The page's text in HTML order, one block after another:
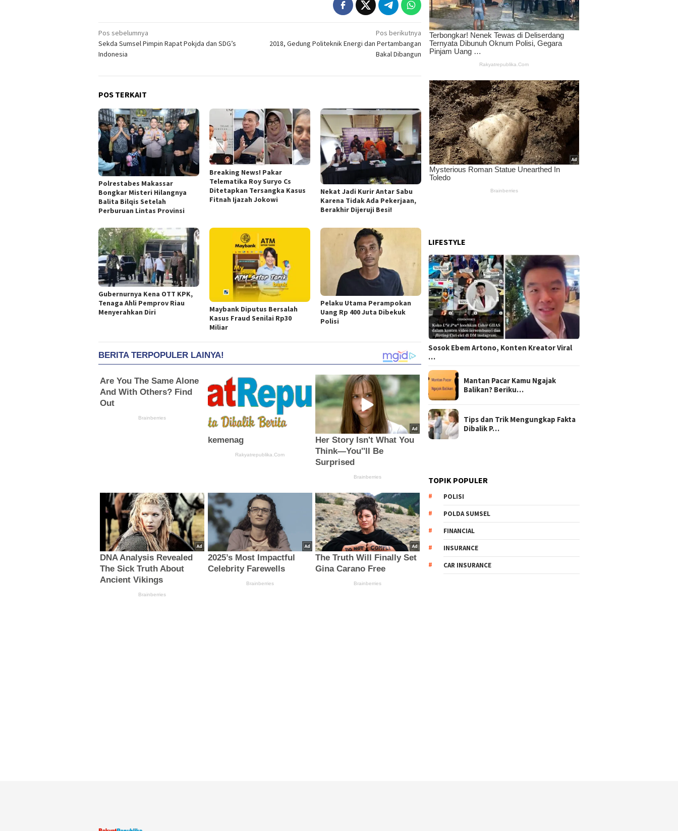
Navigasi
pos
Pos sebelumnya
Sekda Sumsel Pimpin Rapat Pokjda dan SDG’s
Indonesia
Pos berikutnya
2018, Gedung Politeknik Energi dan Pertambangan
Bakal Dibangun‎
POS TERKAIT
Polrestabes Makassar
Bongkar Misteri Hilangnya
Balita Bilqis Setelah
Perburuan Lintas Provinsi
Breaking News! Pakar
Telematika Roy Suryo Cs
Ditetapkan Tersangka Kasus
Fitnah Ijazah Jokowi
Nekat Jadi Kurir Antar Sabu
Karena Tidak Ada Pekerjaan,
Berakhir Dijeruji Besi!
Gubernurnya Kena OTT KPK,
Tenaga Ahli Pemprov Riau
Menyerahkan Diri
Maybank Diputus Bersalah
Kasus Fraud Senilai Rp30
Miliar
Pelaku Utama Perampokan
Uang Rp 400 Juta Dibekuk
Polisi
LIFESTYLE
Sosok Ebem Artono, Konten Kreator Viral
…
Mantan Pacar Kamu Ngajak
Balikan? Beriku…
Tips dan Trik Mengungkap Fakta
Dibalik P…
TOPIK POPULER
POLISI
POLDA SUMSEL
FINANCIAL
INSURANCE
CAR INSURANCE